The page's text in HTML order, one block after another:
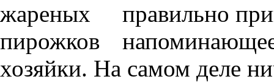
правильно
хозяйки. На самом деле